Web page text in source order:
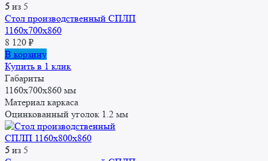
5 из 5
Стол производственный СПЛП
1160х700х860
8 120 ₽
В корзину
Купить в 1 клик
Габариты
1160x700x860 мм
Материал каркаса
Оцинкованный уголок 1.2 мм
5 из 5